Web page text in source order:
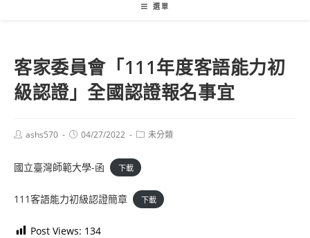
選單
客家委員會「111年度客語能力初
級認證」全國認證報名事宜
Postashs570
Post04/27/2022
Post未分類
國立臺灣師範大學-函 下載
111客語能力初級認證簡章 下載
Post Views: 134